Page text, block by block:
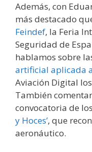
Además, con
más destacado
Feindef, la Feria
Seguridad de
hablamos sobre
artificial aplicada
Aviación Digital
También
convocatoria de los
y Hoces’, que
aeronáutico.